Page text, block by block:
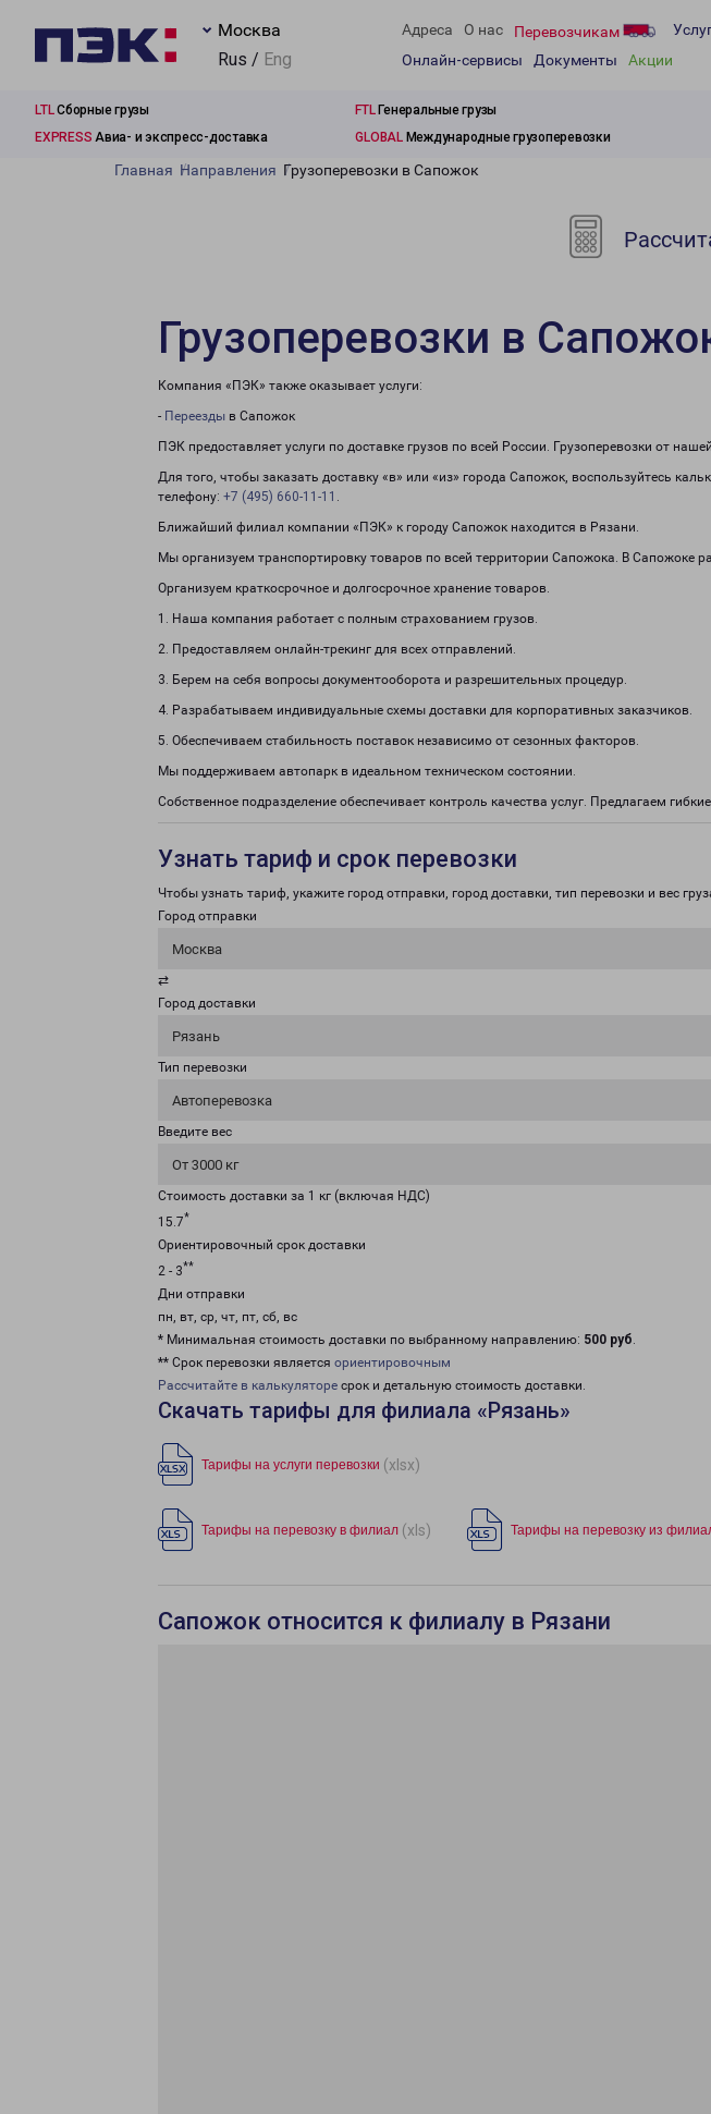
Москва
Rus / Eng
Адреса О нас Перевозчикам
Онлайн-сервисы
Документы Акции
LTLСборные грузы FTLГенеральные грузы
EXPRESS Авиа- и экспресс-доставка GLOBALМеждународные грузоперевозки
Главная Направления Грузоперевозки в Сапожок
Грузоперевозки в
Компания «ПЭК» также оказывает услуги:
- Переезды в Сапожок
ПЭК предоставляет услуги по доставке грузов по всей России. Грузоперевозки от
Для того, чтобы заказать доставку «в» или «из» города Сапожок, воспользуйтесь
телефону: +7 (495) 660-11-11 .
Ближайший филиал компании «ПЭК» к городу Сапожок находится в Рязани.
Мы организуем транспортировку товаров по всей территории Сапожока. В Сапожоке
Организуем краткосрочное и долгосрочное хранение товаров.
1. Наша компания работает с полным страхованием грузов.
2. Предоставляем онлайн-трекинг для всех отправлений.
3. Берем на себя вопросы документооборота и разрешительных процедур.
4. Разрабатываем индивидуальные схемы доставки для корпоративных заказчиков.
5. Обеспечиваем стабильность поставок независимо от сезонных факторов.
Мы поддерживаем автопарк в идеальном техническом состоянии.
Собственное подразделение обеспечивает контроль качества услуг. Предлагаем
Узнать тариф и срок перевозки
Чтобы узнать тариф, укажите город отправки, город доставки, тип перевозки и вес
Город отправки
Москва
⇄
Город доставки
Рязань
Тип перевозки
Автоперевозка
Введите вес
От 3000 кг
Стоимость доставки за 1 кг (включая НДС)
15.7*
Ориентировочный срок доставки
2 - 3**
Дни отправки
пн, вт, ср, чт, пт, сб, вс
* Минимальная стоимость доставки по выбранному направлению: 500 руб.
** Срок перевозки является ориентировочным
Рассчитайте в калькуляторе срок и детальную стоимость доставки.
Скачать тарифы для филиала «Рязань»
Тарифы на услуги перевозки (xlsx)
Тарифы на перевозку в филиал (xls) Тарифы на перевозку из
Сапожок относится к филиалу в Рязани